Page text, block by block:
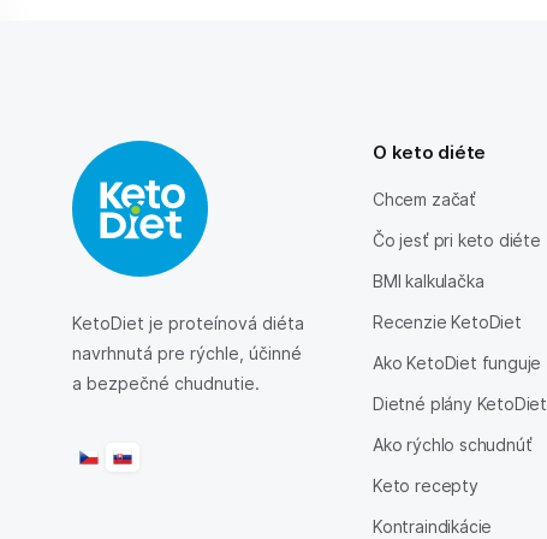
KetoDiet je proteínová diéta
navrhnutá pre rýchle, účinné
a bezpečné chudnutie.
O keto diéte
Chcem začať
Čo jesť pri keto diéte
BMI kalkulačka
Recenzie KetoDiet
Ako KetoDiet funguje
Dietné plány KetoDiet
Ako rýchlo schudnúť
Keto recepty
Kontraindikácie